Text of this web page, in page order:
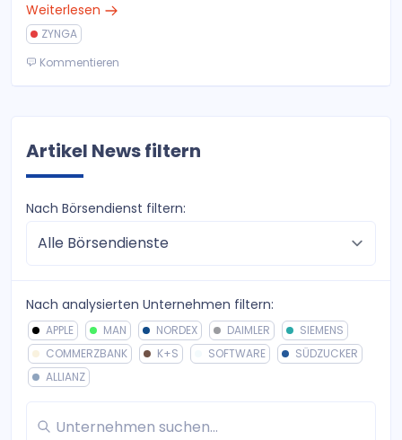
Weiterlesen
ZYNGA
Kommentieren
Artikel News filtern
Nach Börsendienst filtern:
Nach analysierten Unternehmen filtern:
APPLE MAN NORDEX DAIMLER
SIEMENS
COMMERZBANK
K+S SOFTWARE
SÜDZUCKER
ALLIANZ